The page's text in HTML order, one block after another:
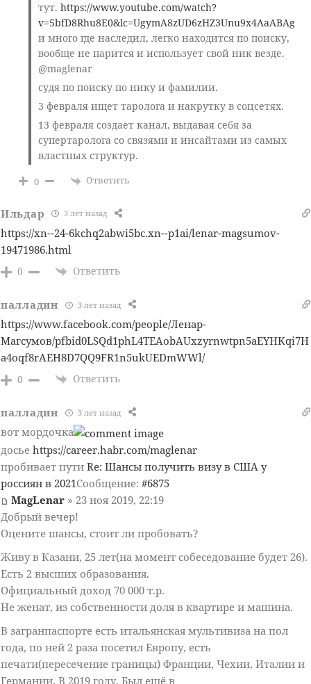
тут. https://www.youtube.com/watch?
v=5bfD8Rhu8E0&lc=UgymA8zUD6zHZ3Unu9x4AaABAg
и много где наследил, легко находится по поиску,
вообще не парится и использует свой ник везде.
@maglenar
судя по поиску по нику и фамилии.
3 февраля ищет таролога и накрутку в соцсетях.
13 февраля создает канал, выдавая себя за
супертаролога со связями и инсайтами из самых
властных структур.
0 Ответить
Ильдар 3 лет назад
https://xn--24-6kchq2abwi5bc.xn--p1ai/lenar-magsumov-
19471986.html
0 Ответить
палладин 3 лет назад
https://www.facebook.com/people/Ленар-
Магсумов/pfbid0LSQd1phL4TEAobAUxzyrnwtpn5aEYHKqi7H
a4oqf8rAEH8D7QQ9FR1n5ukUEDmWWl/
0 Ответить
палладин 3 лет назад
вот мордочка
досье https://career.habr.com/maglenar
пробивает пути Re: Шансы получить визу в США у
россиян в 2021Сообщение: #6875
MagLenar » 23 ноя 2019, 22:19
Добрый вечер!
Оцените шансы, стоит ли пробовать?
Живу в Казани, 25 лет(на момент собеседование будет 26).
Есть 2 высших образования.
Официальный доход 70 000 т.р.
Не женат, из собственности доля в квартире и машина.
В загранпаспорте есть итальянская мультивиза на пол
года, по ней 2 раза посетил Европу, есть
печати(пересечение границы) Франции, Чехии, Италии и
Германии. В 2019 году. Был ещё в